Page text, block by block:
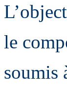
le
soumis